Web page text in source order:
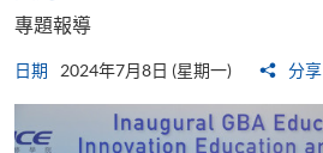
專題報導
日期 2024年7月8日 (星期一) 分享